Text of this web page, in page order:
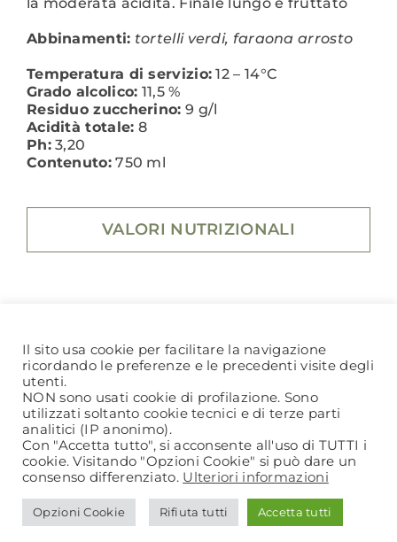
Abbinamenti: tortelli verdi, faraona arrosto
Temperatura di servizio: 12 – 14°C
Grado alcolico: 11,5 %
Residuo zuccherino: 9 g/l
Acidità totale: 8
Ph:3,20
Contenuto:750 ml
VALORI NUTRIZIONALI
Via Monterampino, 6
42123 Reggio Emilia, Italia
T.0522 569531
Il sito usa cookie per facilitare la navigazione
ricordando le preferenze e le precedenti visite degli
utenti.
NON sono usati cookie di profilazione. Sono
utilizzati soltanto cookie tecnici e di terze parti
analitici (IP anonimo).
Con "Accetta tutto", si acconsente all'uso di TUTTI i
cookie. Visitando "Opzioni Cookie" si può dare un
consenso differenziato. Ulteriori informazioni
Opzioni Cookie Rifiuta tutti Accetta tutti